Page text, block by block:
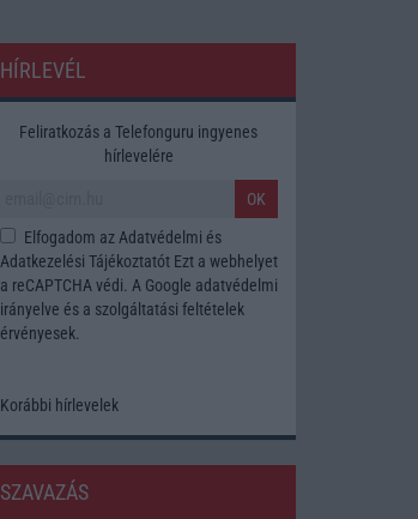
HÍRLEVÉL
Feliratkozás a Telefonguru ingyenes
hírlevelére
OK
Elfogadom az Adatvédelmi és
Adatkezelési TájékoztatótEzt a webhelyet
a reCAPTCHA védi. A Google adatvédelmi
irányelve és a szolgáltatási feltételek
érvényesek.
Korábbi hírlevelek
SZAVAZÁS